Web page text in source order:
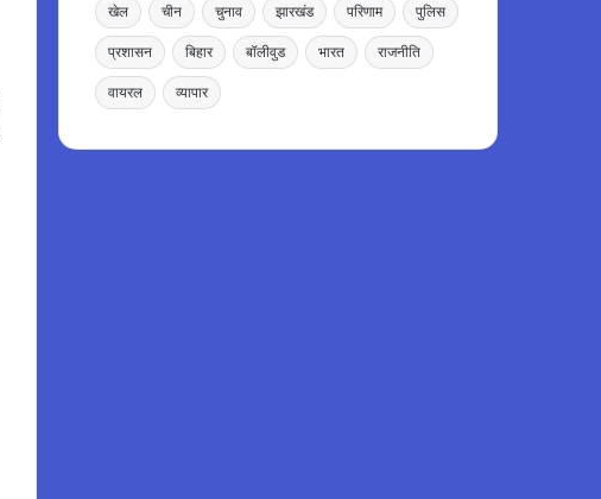
खेल चीन चुनाव झारखंड परिणाम पुलिस
प्रशासन बिहार बॉलीवुड भारत राजनीति
वायरल व्यापार